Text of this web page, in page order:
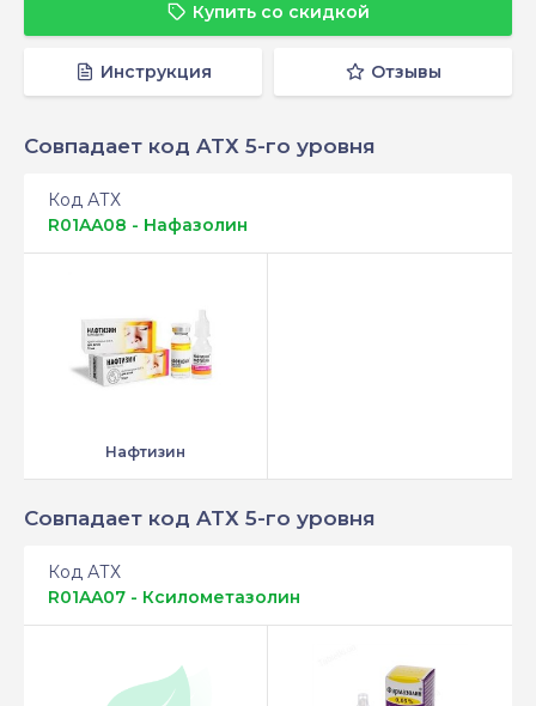
Купить со скидкой
Инструкция Отзывы
Совпадает код ATХ 5-го уровня
Код АТХ
R01AA08 - Нафазолин
Нафтизин
Совпадает код ATХ 5-го уровня
Код АТХ
R01AA07 - Ксилометазолин